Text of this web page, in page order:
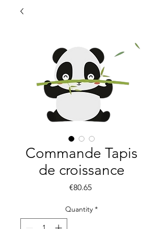
Commande Tapis
de croissance
€80.65Price
Quantity *